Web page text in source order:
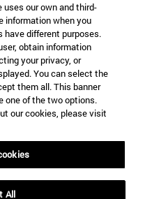
our own and third-
information when you
have different purposes.
obtain information
your privacy, or
You can select the
them all. This banner
one of the two options.
our cookies, please visit
All